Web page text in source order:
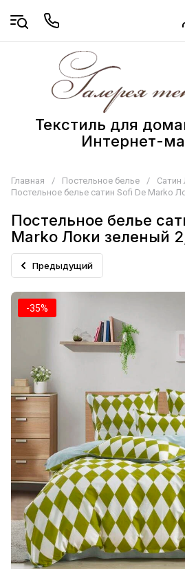
Текстиль для
Интернет-
Главная / Постельное белье /
Постельное белье сатин Sofi De Marko
Постельное белье
Marko Локи зеленый
Предыдущий
-35%